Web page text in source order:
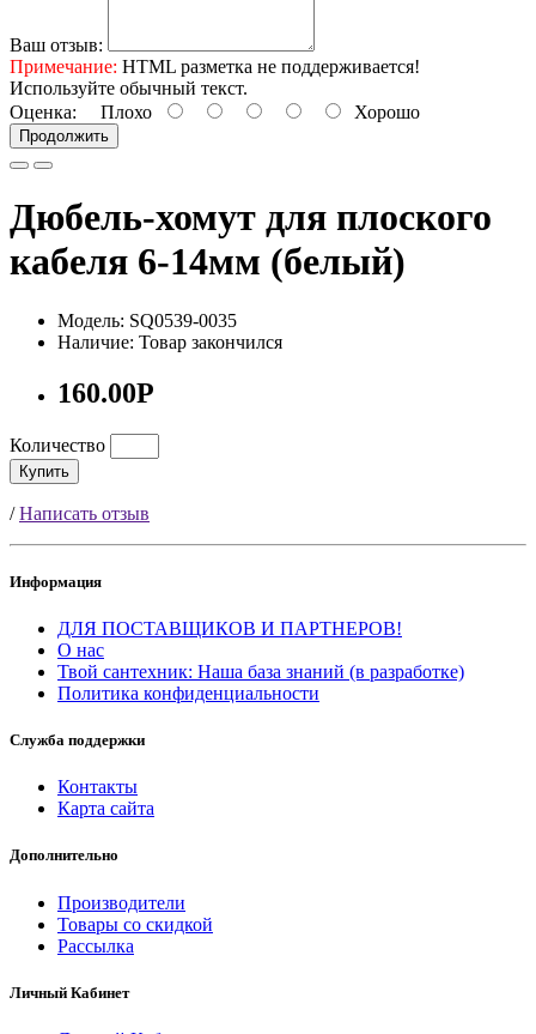
Ваш отзыв:
Примечание: HTML разметка не поддерживается!
Используйте обычный текст.
Оценка: Плохо Хорошо
Продолжить
Дюбель-хомут для плоского
кабеля 6-14мм (белый)
Модель: SQ0539-0035
Наличие: Товар закончился
160.00Р
Количество
Купить
/Написать отзыв
Информация
ДЛЯ ПОСТАВЩИКОВ И ПАРТНЕРОВ!
О нас
Твой сантехник: Наша база знаний (в разработке)
Политика конфиденциальности
Служба поддержки
Контакты
Карта сайта
Дополнительно
Производители
Товары со скидкой
Рассылка
Личный Кабинет